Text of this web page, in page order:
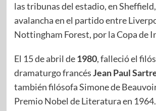
las tribunas del estadio, en
avalancha en el partido entre
Nottingham Forest, por la Copa de
El 15 de abril de1980, falleció el
dramaturgo francésJean Paul
también filósofa Simone de
Premio Nobel de Literatura en 1964.